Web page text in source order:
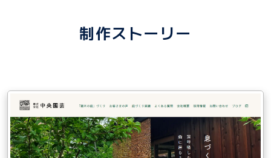
制作ストーリー